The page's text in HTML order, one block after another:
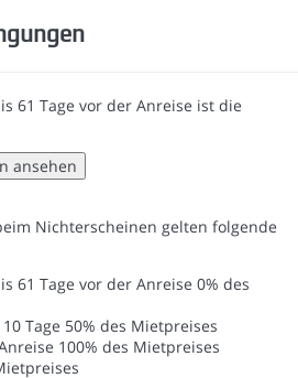
61 Tage vor der Anreise ist die
ansehen
Nichterscheinen gelten folgende
61 Tage vor der Anreise 0% des
Tage 50% des Mietpreises
100% des Mietpreises